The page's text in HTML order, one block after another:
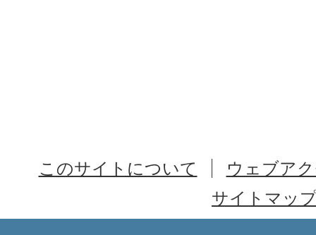
このサイトについて
ウェブア
サイトマッ